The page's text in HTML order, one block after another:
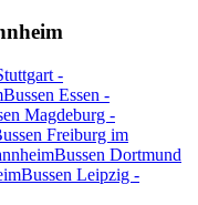
-
Bussen Essen -
Magdeburg -
Freiburg im
Bussen Dortmund
Bussen Leipzig -